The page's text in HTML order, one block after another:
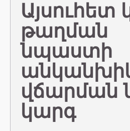
Այսուհետ
թաղման
նպաստի
վճարման
կարգ